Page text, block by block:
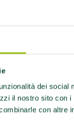
dei
il nostro sito con
con altre
degli
Motoria